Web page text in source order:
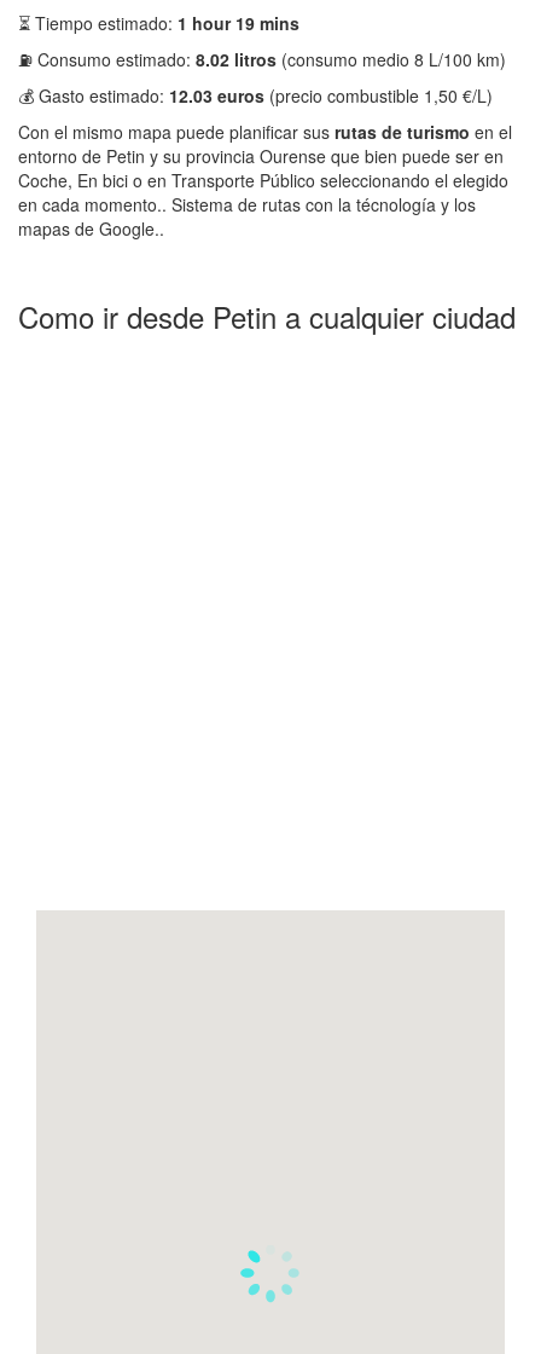
⏳ Tiempo estimado: 1 hour 19 mins
⛽ Consumo estimado: 8.02 litros (consumo medio 8 L/100 km)
💰 Gasto estimado: 12.03 euros (precio combustible 1,50 €/L)
Con el mismo mapa puede planificar sus rutas de turismo en el
entorno de Petin y su provincia Ourense que bien puede ser en
Coche, En bici o en Transporte Público seleccionando el elegido
en cada momento.. Sistema de rutas con la técnología y los
mapas de Google..
Como ir desde Petin a cualquier ciudad